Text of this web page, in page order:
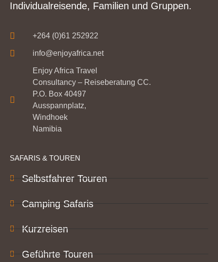
Individualreisende, Familien und Gruppen.
+264 (0)61 252922
info@enjoyafrica.net
Enjoy Africa Travel
Consultancy – Reiseberatung CC.
P.O. Box 40497
Ausspannplatz,
Windhoek
Namibia
SAFARIS & TOUREN
Selbstfahrer Touren
Camping Safaris
Kurzreisen
Geführte Touren